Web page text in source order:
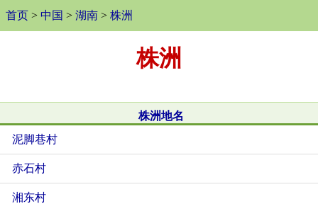
首页 > 中国 > 湖南 > 株洲
株洲
株洲地名
泥脚巷村
赤石村
湘东村